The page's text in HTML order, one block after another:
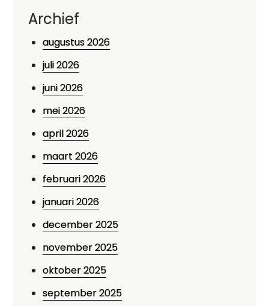
Archief
augustus 2026
juli 2026
juni 2026
mei 2026
april 2026
maart 2026
februari 2026
januari 2026
december 2025
november 2025
oktober 2025
september 2025